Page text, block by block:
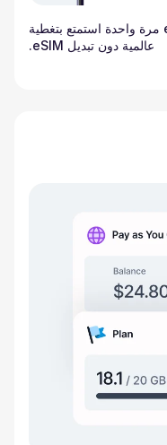
حمّل تطبيق Roamless وثبّت eSIM مرة واحدة استمتع بتغطية
عالمية دون تبديل eSIM.